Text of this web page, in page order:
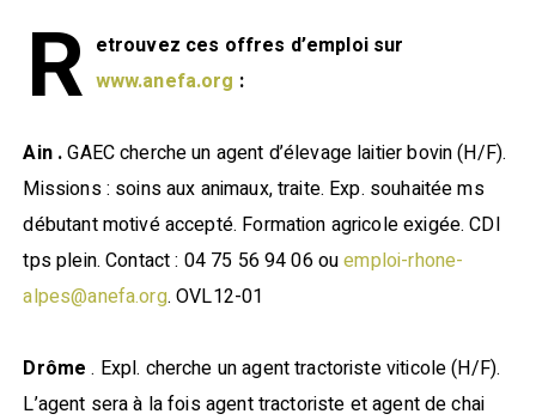
R etrouvez ces offres d’emploi sur
www.anefa.org :
Ain .GAEC cherche un agent d’élevage laitier bovin (H/F).
Missions : soins aux animaux, traite. Exp. souhaitée ms
débutant motivé accepté. Formation agricole exigée. CDI
tps plein. Contact : 04 75 56 94 06 ouemploi-rhone-
alpes@anefa.org. OVL12-01
Drôme . Expl. cherche un agent tractoriste viticole (H/F).
L’agent sera à la fois agent tractoriste et agent de chai